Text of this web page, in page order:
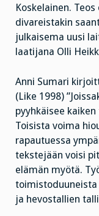
Koskelainen.
divareistakin
julkaisema uusi
laatijana Olli
Anni Sumari
(Like 1998)
pyyhkäisee
Toisista voima
rapautuessa
tekstejään voisi
elämän myötä.
ja hevostallien